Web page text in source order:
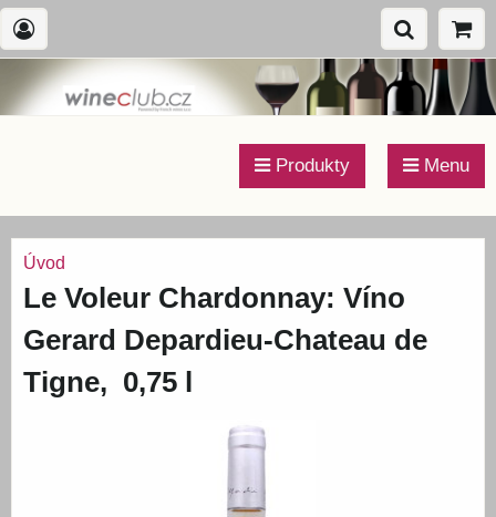
Produkty Menu
Úvod
Le Voleur Chardonnay: Víno
Gerard Depardieu-Chateau de
Tigne, 0,75 l